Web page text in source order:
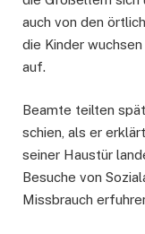
auch von den
die Kinder
auf.
Beamte teilten
schien, als er
seiner Haustür
Besuche von
Missbrauch